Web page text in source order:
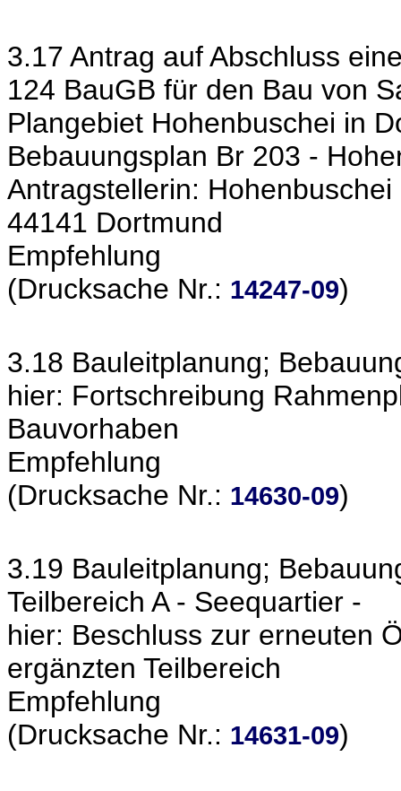
3.17 Antrag auf Abschluss
124 BauGB für den Bau von
Plangebiet Hohenbuschei in
Bebauungsplan Br 203 -
Antragstellerin:
44141 Dortmund
Empfehlung
(Drucksache Nr.: 14247-09)
3.18 Bauleitplanung;
hier: Fortschreibung
Bauvorhaben
Empfehlung
(Drucksache Nr.: 14630-09)
3.19 Bauleitplanung;
Teilbereich A - Seequartier -
hier: Beschluss zur erneuten
ergänzten Teilbereich
Empfehlung
(Drucksache Nr.: 14631-09)